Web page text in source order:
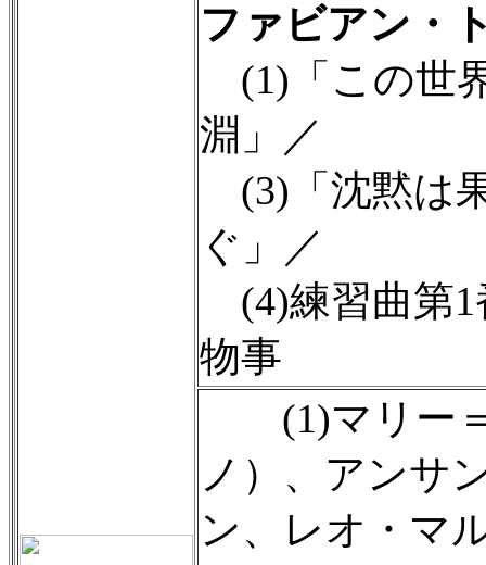
ファビアン・
(1)「この世
淵」／
(3)「沈黙は
ぐ」／
(4)練習曲第1
物事
(1)マリー＝
ノ）、アンサ
ン、レオ・マ